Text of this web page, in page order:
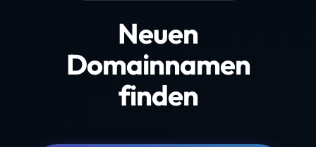
Neuen
Domainnamen
finden